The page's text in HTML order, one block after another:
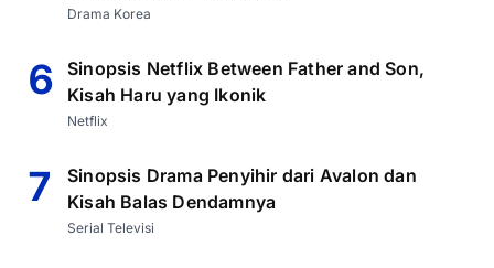
Drama Korea
6
Sinopsis Netflix Between Father and Son,
Kisah Haru yang Ikonik
Netflix
7
Sinopsis Drama Penyihir dari Avalon dan
Kisah Balas Dendamnya
Serial Televisi